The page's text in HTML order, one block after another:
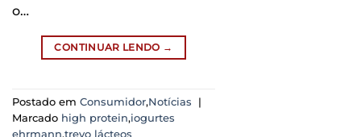
o…
CONTINUAR LENDO →
Postado em Consumidor,Notícias
|
Marcado high protein,iogurtes
ehrmann,trevo lácteos